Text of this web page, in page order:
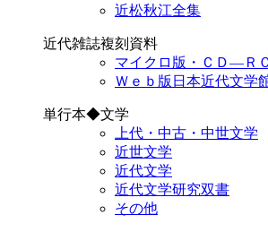
近松秋江全集
近代雑誌複刻資料
マイクロ版・ＣＤ―Ｒ
Ｗｅｂ版日本近代文学
単行本◆文学
上代・中古・中世文学
近世文学
近代文学
近代文学研究双書
その他